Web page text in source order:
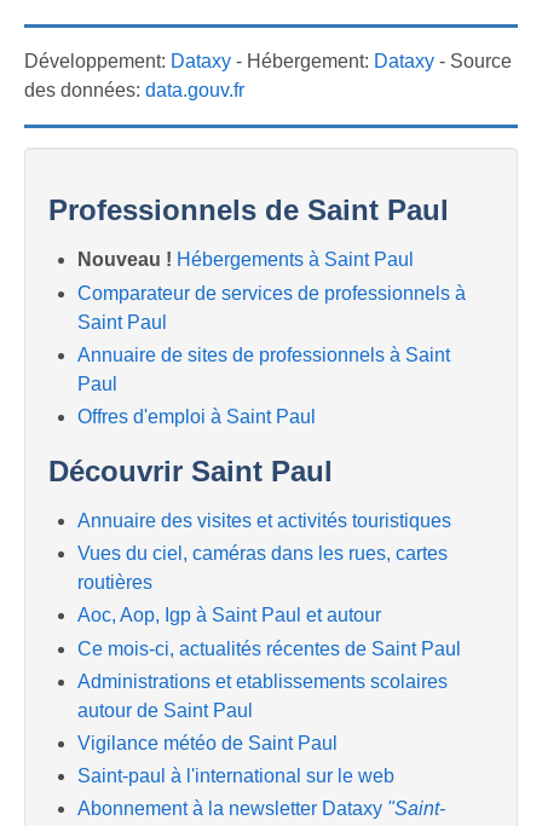
Développement: Dataxy - Hébergement: Dataxy - Source
des données: data.gouv.fr
Professionnels de Saint Paul
Nouveau ! Hébergements à Saint Paul
Comparateur de services de professionnels à
Saint Paul
Annuaire de sites de professionnels à Saint
Paul
Offres d'emploi à Saint Paul
Découvrir Saint Paul
Annuaire des visites et activités touristiques
Vues du ciel, caméras dans les rues, cartes
routières
Aoc, Aop, Igp à Saint Paul et autour
Ce mois-ci, actualités récentes de Saint Paul
Administrations et etablissements scolaires
autour de Saint Paul
Vigilance météo de Saint Paul
Saint-paul à l'international sur le web
Abonnement à la newsletter Dataxy "Saint-